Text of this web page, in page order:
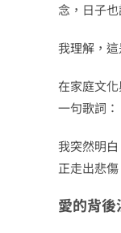
念，日子也
我理解，
在家庭文
一句歌詞
我突然明
正走出悲
愛的背